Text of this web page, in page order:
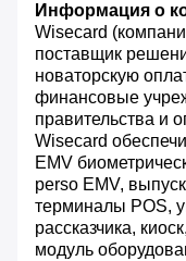
Информация о
Wisecard
поставщик
новаторскую
финансовые
правительства и
Wisecard
EMV
perso EMV,
терминалы POS,
рассказчика,
модуль